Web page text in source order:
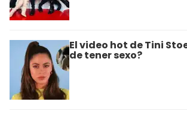
El video hot de Tini
de tener sexo?